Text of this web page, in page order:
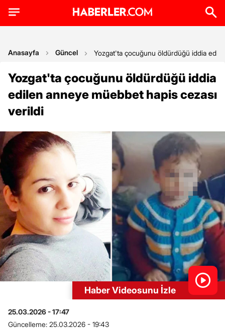
Anasayfa Güncel Yozgat'ta çocuğunu öldürdüğü iddia
Yozgat'ta çocuğunu öldürdüğü iddia
edilen anneye müebbet hapis cezası
verildi
Haber Videosunu İzle
25.03.2026 - 17:47
Güncelleme: 25.03.2026 - 19:43